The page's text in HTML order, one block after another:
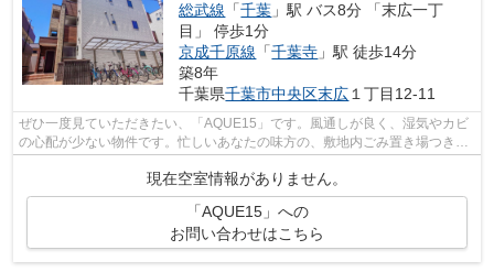
総武線 「千葉 」駅 バス8分 「末広一丁
目」 停歩1分
京成千原線 「千葉寺 」駅 徒歩14分
築8年
千葉県千葉市中央区末広 １丁目12-11
ぜひ一度見ていただきたい、「AQUE15」です。風通しが良く、湿気やカビ
の心配が少ない物件です。忙しいあなたの味方の、敷地内ごみ置き場つきの
現在空室情報がありません。
「AQUE15」への
お問い合わせはこちら